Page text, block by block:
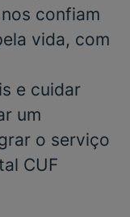
confiam
vida, com
e cuidar
um
o serviço
CUF